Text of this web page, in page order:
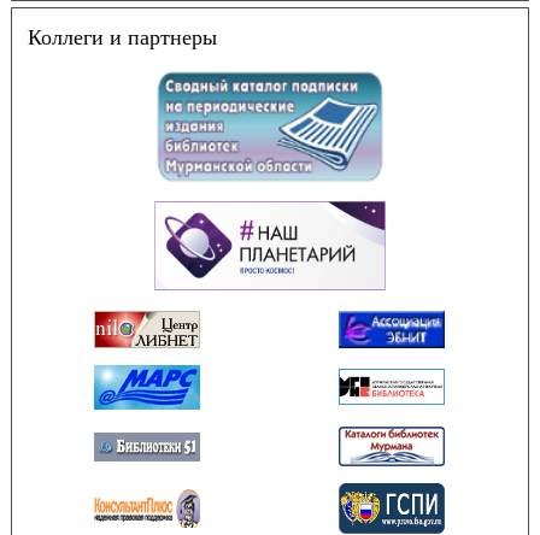
Коллеги и партнеры